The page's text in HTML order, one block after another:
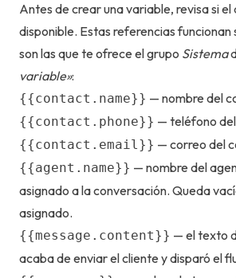
Antes de crear una variable, revisa si
disponible. Estas referencias funcionan
son las que te ofrece el grupo Sistema
variable»:
{{contact.name}} — nombre del
{{contact.phone}} — teléfono
{{contact.email}} — correo del
{{agent.name}} — nombre del
asignado a la conversación. Queda
asignado.
{{message.content}} — el texto
acaba de enviar el cliente y disparó el